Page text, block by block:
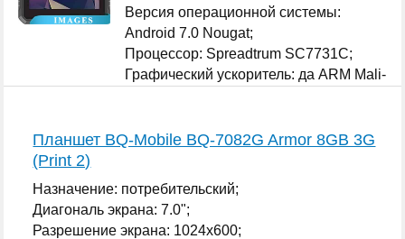
Версия операционной системы:
Android 7.0 Nougat;
Процессор: Spreadtrum SC7731C;
Графический ускоритель: да ARM Mali-
Планшет BQ-Mobile BQ-7082G Armor 8GB 3G
(Print 2)
Назначение: потребительский;
Диагональ экрана: 7.0";
Разрешение экрана: 1024x600;